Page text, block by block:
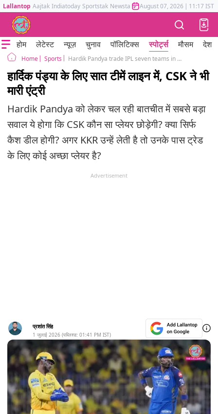
Lallantop Aajtak Indiatoday Sportstak Newstak Mumbai Tak Astrotak
August 07, 2026 | 11:17 IST
होम लेटेस्ट न्यूज़ चुनाव पॉलिटिक्स स्पोर्ट्स मौसम देश
Home Sports Hardik Pandya trade IPL seven teams in line CSK enters in race
हार्दिक पंड्या के लिए सात टीमें लाइन में, CSK ने भी
मारी एंट्री
Hardik Pandya को लेकर चल रही बातचीत में सबसे बड़ा
सवाल ये होगा कि CSK कौन सा प्लेयर छोड़ेगी? क्या सिर्फ
कैश डील होगी? अगर KKR उन्हें लेती है तो उनके पास ट्रेड
के लिए कोई अच्छा प्लेयर है?
Advertisement
प्रशांत सिंह
1 जुलाई 2026 (पब्लिश्ड: 01:41 PM IST)